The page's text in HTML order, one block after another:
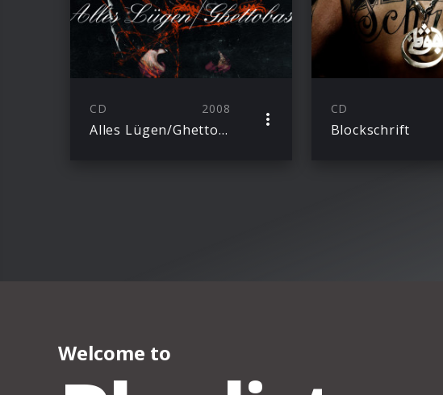
CD 2008
Alles Lügen/Ghettobass
CD
Blockschrift